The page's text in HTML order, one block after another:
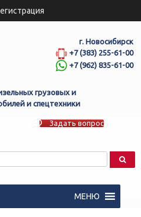
г. Новосибирск
+7 (383) 255-61-00
+7 (962) 835-61-00
грузовых и
и спецтехники
Задать вопрос
МЕНЮ